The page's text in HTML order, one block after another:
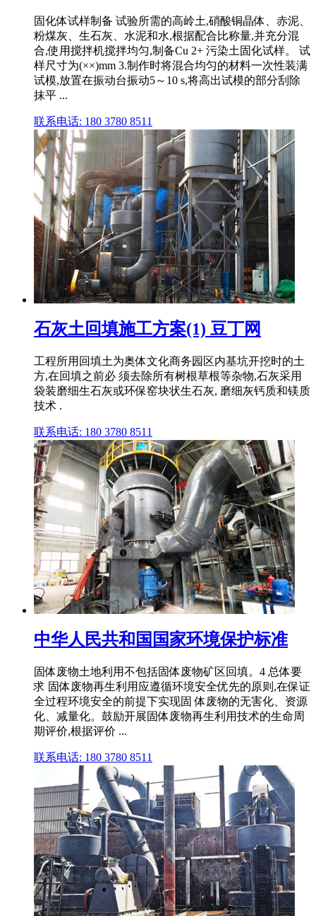
固化体试样制备 试验所需的高岭土,硝酸铜晶体、赤泥、
粉煤灰、生石灰、水泥和水,根据配合比称量,并充分混
合,使用搅拌机搅拌均匀,制备Cu 2+ 污染土固化试样。 试
样尺寸为(××)mm 3.制作时将混合均匀的材料一次性装满
试模,放置在振动台振动5～10 s,将高出试模的部分刮除
抹平 ...
联系电话: 180 3780 8511
石灰土回填施工方案(1) 豆丁网
工程所用回填土为奥体文化商务园区内基坑开挖时的土
方,在回填之前必 须去除所有树根草根等杂物,石灰采用
袋装磨细生石灰或环保窑块状生石灰, 磨细灰钙质和镁质
技术 .
联系电话: 180 3780 8511
中华人民共和国国家环境保护标准
固体废物土地利用不包括固体废物矿区回填。4 总体要
求 固体废物再生利用应遵循环境安全优先的原则,在保证
全过程环境安全的前提下实现固 体废物的无害化、资源
化、减量化。鼓励开展固体废物再生利用技术的生命周
期评价,根据评价 ...
联系电话: 180 3780 8511